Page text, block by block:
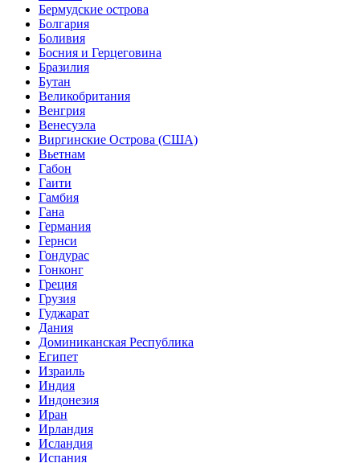
Бермудские острова
Болгария
Боливия
Босния и Герцеговина
Бразилия
Бутан
Великобритания
Венгрия
Венесуэла
Виргинские Острова (США)
Вьетнам
Габон
Гаити
Гамбия
Гана
Германия
Гернси
Гондурас
Гонконг
Греция
Грузия
Гуджарат
Дания
Доминиканская Республика
Египет
Израиль
Индия
Индонезия
Иран
Ирландия
Исландия
Испания